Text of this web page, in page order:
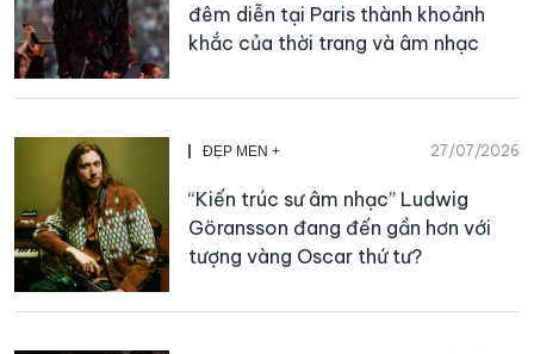
đêm diễn tại Paris thành khoảnh
khắc của thời trang và âm nhạc
ĐẸP MEN + 27/07/2026
“Kiến trúc sư âm nhạc” Ludwig
Göransson đang đến gần hơn với
tượng vàng Oscar thứ tư?